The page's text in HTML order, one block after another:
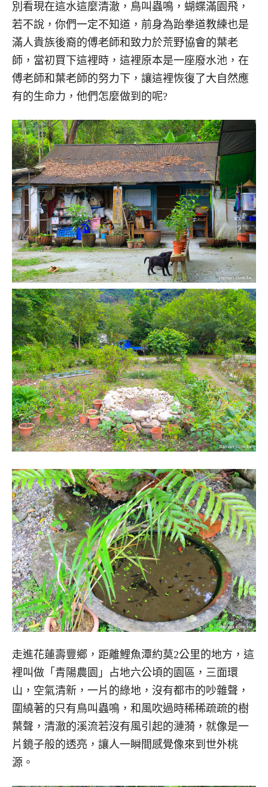
別看現在這水這麼清澈，鳥叫蟲鳴，蝴蝶滿園飛，
若不說，你們一定不知道，前身為跆拳道教練也是
滿人貴族後裔的傅老師和致力於荒野協會的葉老
師，當初買下這裡時，這裡原本是一座廢水池，在
傅老師和葉老師的努力下，讓這裡恢復了大自然應
有的生命力，他們怎麼做到的呢?
走進花蓮壽豐鄉，距離鯉魚潭約莫2公里的地方，這
裡叫做「青陽農園」占地六公頃的園區，三面環
山，空氣清新，一片的綠地，沒有都市的吵雜聲，
圍繞著的只有鳥叫蟲鳴，和風吹過時稀稀疏疏的樹
葉聲，清澈的溪流若沒有風引起的漣漪，就像是一
片鏡子般的透亮，讓人一瞬間感覺像來到世外桃
源。